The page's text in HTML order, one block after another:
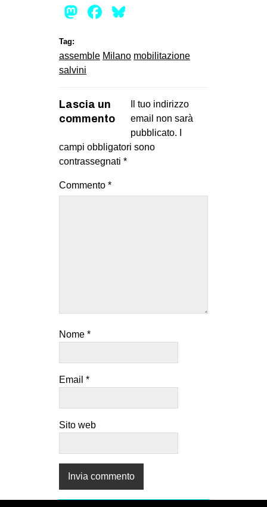
Mastodon
Facebook
Tag:
assemble Milano mobilitazione
salvini
Lascia un
commento
Il tuo indirizzo
email non sarà
pubblicato.
campi obbligatori sono
contrassegnati *
Commento *
Nome *
Email *
Sito web